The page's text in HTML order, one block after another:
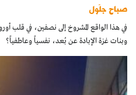
صباح جلّول
في هذا الواقع المشروخ إلى نصفين، في قلب
وبنات غزة الإبادة عن بُعد، نفسياً وعاطفياً؟